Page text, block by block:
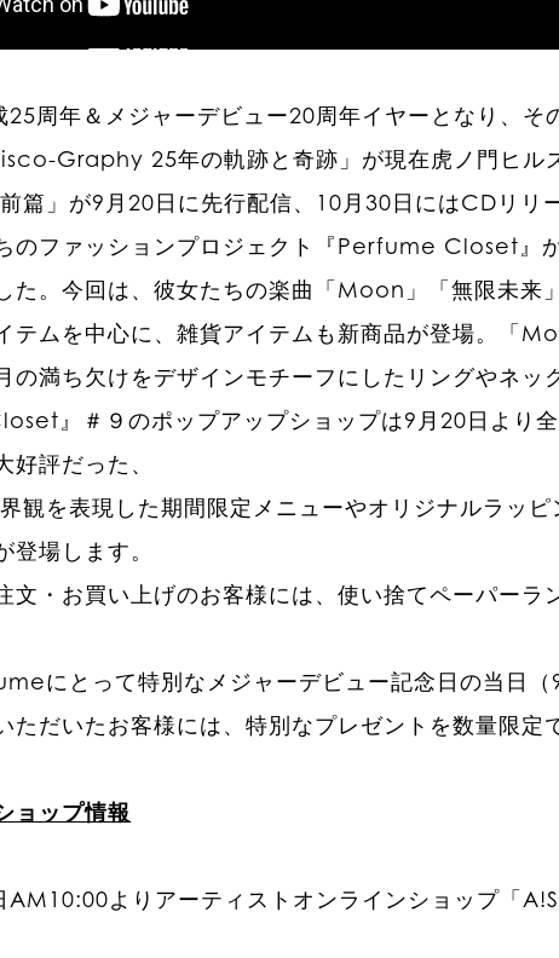
25周年＆メジャーデビュー20周年イヤーとなり、そ
Graphy 25年の軌跡と奇跡」が現在虎ノ門ヒル
篇」が9月20日に先行配信、10月30日にはCDリリ
のファッションプロジェクト『Perfume Closet』
た。今回は、彼女たちの楽曲「Moon」「無限未来
テムを中心に、雑貨アイテムも新商品が登場。「
の満ち欠けをデザインモチーフにしたリングやネッ
』＃９のポップアップショップは9月20日より
好評だった、
観を表現した期間限定メニューやオリジナルラッピ
登場します。
文・お買い上げのお客様には、使い捨てペーパーラ
にとって特別なメジャーデビュー記念日の当日
ただいたお客様には、特別なプレゼントを数量限定
ョップ情報
AM10:00よりアーティストオンラインショップ「